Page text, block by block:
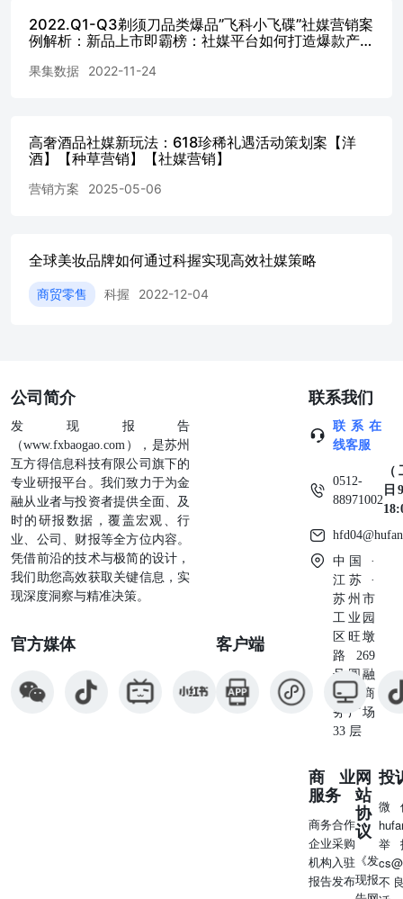
80 110 115 88 87 107 86 103 108 102 100 101 101 101 101 97
100 101 100 101 101 101 101 102 100 101 101 149 172 175
156 87 34 37 117 120 119 150 154 98 115 153 106 183 128
156 171 155 112 42 46 121 110 124 147 152 92 103 138 140
内容：小红书美妆内容高达242的TGI符合追求精致生活的
和仪式感内容的PMPM消费群体. 美妆 抖音家居生活和浓厚
的娱乐话题氛 1-18岁19-25岁26-30岁31-35岁36-40岁41-45岁
众与次元圈层对话重地 •数据来源：微播易数据研究院 整体
节奏策略 四月初前置蓄水、五月迎来首波互动高峰，开门
红加强小红书种草，通 过千赞爆文吸引目标消费者，回血
六月PMPM增加小红书投放，与多元达人细分场景种草合
场活动和话题 PMPM618期间社交媒体投放数量与互动趋势
图 四月上旬 四月下旬 五月上旬 五月下旬 六月上旬 六月下
旬 七月上旬 七月下旬 抖音发文数量 B站发文数量 小红书
发文数量 抖音互动 B站互动 小红书互动 和互动数量平平，
但前置预热的行为为大促爆发奠定了基础。 实现头部达人
大促开门红之前的打透式心智种草。 累千赞爆文，形成高
潮期品牌的内容矩阵。 对一些沉睡消费者进行心智的唤
醒。 •数据来源：微播易数据研究院 整体达人策略 蓄水期
尾部达人广泛影响，预热爆发期头部达人热度打造，长尾期
均衡布阵广泛收割 4-7月PMPM达人投放层级 T1T2T3KOC
四月上旬四月下旬 五月上旬五月下旬 六月上旬六月下旬 七
月上旬七月下旬 PMPM达人投放类型与层级 T1T2T3KOC
38% 33% 53% 50% 44% 67% 25% 46% 31% 29% 60% 50%
50% 33% 17% 2% 美妆护肤 15% 25% 母婴育儿 生活日常
时尚穿搭 美食 7% 旅行摄影 其他 尾部达人长渗透 头部达
人打热度 放大中腰圈层力 均衡布局促回血 母婴、时尚、美
食等类型达人广泛影响 母婴和美食类型头部达人占比较
类达人为重点合 作目标层级均衡分布 美护垂类达人头中腰
尾层级占比为3:5:2，分布均衡，全面覆盖垂类目标消费群
体。 五月增加头部达人合作，注重品牌热度打造。 六月中
腰部达人加强圈层影响，赋能收割。 头中尾1:7:3比例均衡
布局，促进品牌内容矩阵回血。 四月初大量与KOC合作，
低成本进行口碑相传。 •数据来源：微播易数据研究院 平台
投放策略 抖音在前置蓄水期内容发力，美护垂类达人头中
2022.Q1-Q3剃须刀品类爆品”飞科小飞碟”社媒营销案
例解析：新品上市即霸榜：社媒平台如何打造爆款产
果集数据 2022-11-24
高奢酒品社媒新玩法：618珍稀礼遇活动策划案【洋
酒】【种草营销】【社媒营销】
营销方案 2025-05-06
全球美妆品牌如何通过科握实现⾼效社媒策略
商贸零售 科握 2022-12-04
公司简介
发现报告
（www.fxbaogao.com），是苏州
互方得信息科技有限公司旗下的
专业研报平台。我们致力于为金
融从业者与投资者提供全面、及
时的研报数据，覆盖宏观、行
业、公司、财报等全方位内容。
凭借前沿的技术与极简的设计，
我们助您高效获取关键信息，实
现深度洞察与精准决策。
官方媒体 客户端
联系我们
联系在
线客服
0512-
88971002
日
中国 ·
江苏 ·
苏州市
工业园
区旺墩
路269
号圆融
星座商
务广场
33 层
商业
服务
商务合作
企业采购
机构入驻
报告发布
网
站
协
议
《发
现报
投
微
举
不